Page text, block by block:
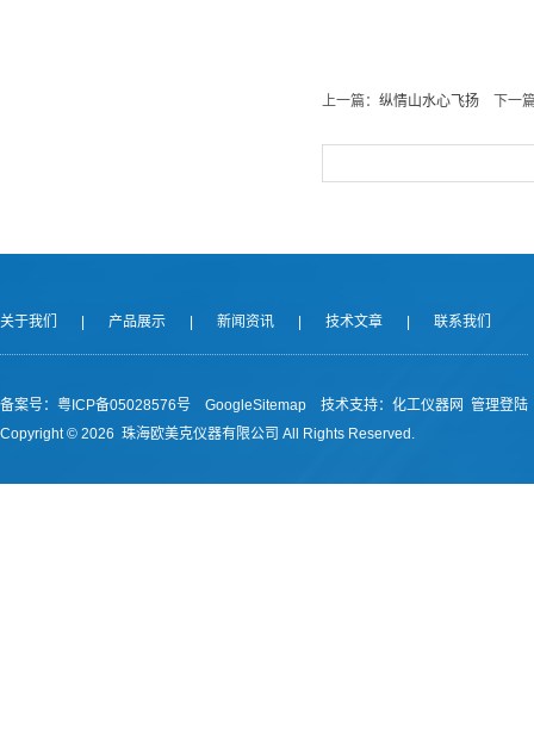
上一篇： 纵情山水心飞扬 下一
关于我们 产品展示 新闻资讯 技术文章 联系我们
备案号： 粤ICP备05028576号 GoogleSitemap 技术支持： 化工仪器网 管理登陆
Copyright © 2026 珠海欧美克仪器有限公司 All Rights Reserved.